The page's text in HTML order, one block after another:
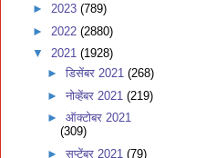
► 2023 (789)
► 2022 (2880)
▼ 2021 (1928)
► डिसेंबर 2021 (268)
► नोव्हेंबर 2021 (219)
► ऑक्टोबर 2021
(309)
► सप्टेंबर 2021 (79)